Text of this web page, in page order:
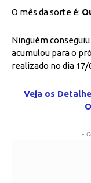
O mês da sorte é:
Ninguém
acumulou para o
realizado no dia 17/
Veja os
-